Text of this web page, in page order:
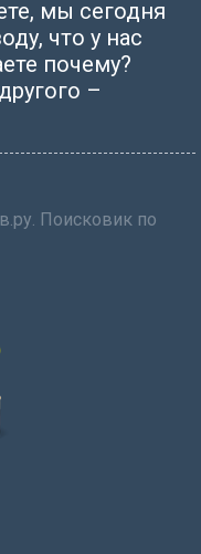
мы сегодня
что у нас
почему?
–
Поисковик по